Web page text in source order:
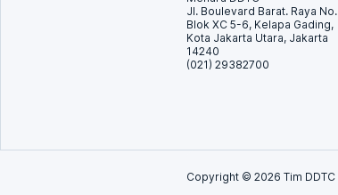
Jl. Boulevard Barat. Raya
Blok XC 5-6, Kelapa Gading,
Kota Jakarta Utara, Jakarta
14240
(021) 29382700
Copyright © 2026 Tim